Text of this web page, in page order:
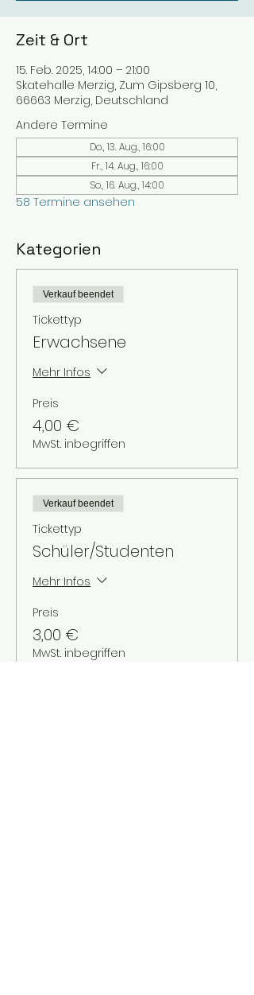
Zeit & Ort
15. Feb. 2025, 14:00 – 21:00
Skatehalle Merzig, Zum Gipsberg 10,
66663 Merzig, Deutschland
Andere Termine
Do., 13. Aug., 16:00
Fr., 14. Aug., 16:00
So., 16. Aug., 14:00
58 Termine ansehen
Kategorien
Verkauf beendet
Tickettyp
Erwachsene
Mehr Infos
Preis
4,00 €
MwSt. inbegriffen
Verkauf beendet
Tickettyp
Schüler/Studenten
Mehr Infos
Preis
3,00 €
MwSt. inbegriffen